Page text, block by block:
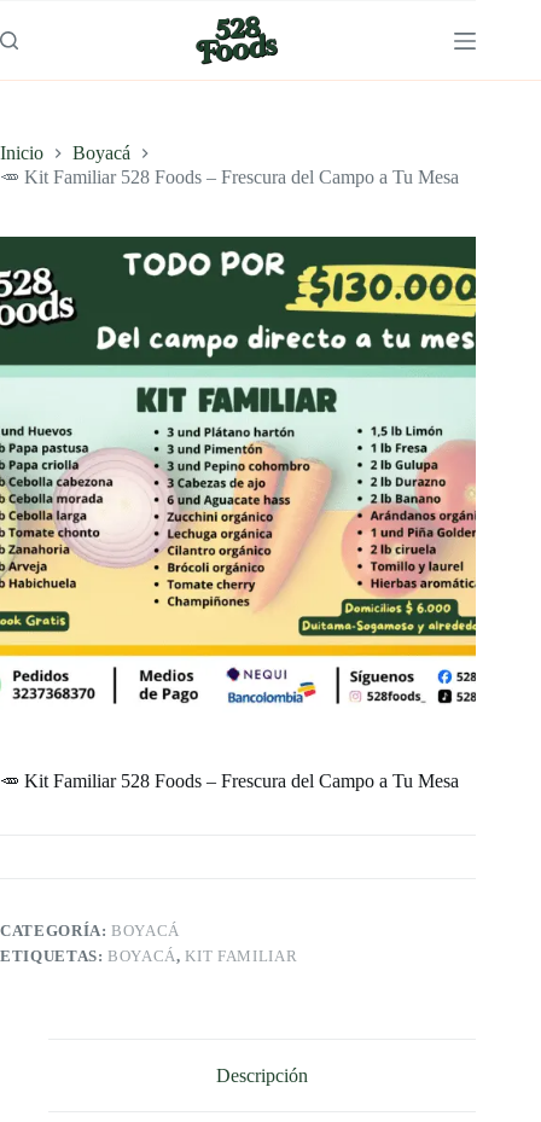
al
contenido
Inicio
Boyacá
🥕 Kit Familiar 528 Foods – Frescura del Campo a Tu Mesa
🥕 Kit Familiar 528 Foods – Frescura del Campo a Tu Mesa
CATEGORÍA:BOYACÁ
ETIQUETAS:BOYACÁ,KIT FAMILIAR
Descripción